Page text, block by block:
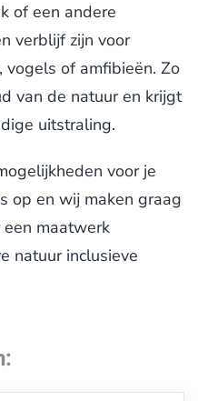
of een andere
verblijf zijn voor
vogels of amfibieën. Zo
van de natuur en krijgt
uitstraling.
voor je
op en wij maken graag
maatwerk
natuur inclusieve